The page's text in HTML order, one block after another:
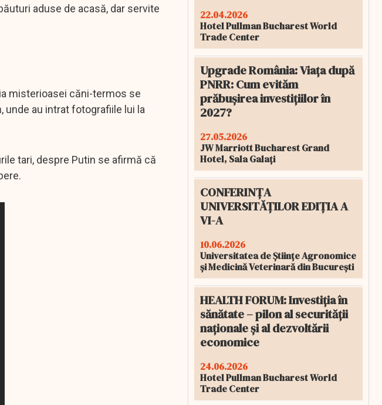
aduse de acasă, dar servite
misterioasei căni-termos se
unde au intrat fotografiile lui la
tari, despre Putin se afirmă că
22.04.2026
Hotel Pullman Bucharest World
Trade Center
Upgrade România: Viața după
PNRR: Cum evităm
prăbușirea investițiilor în
2027?
27.05.2026
JW Marriott Bucharest Grand
Hotel, Sala Galați
CONFERINȚA
UNIVERSITĂȚILOR EDIȚIA A
VI-A
10.06.2026
Universitatea de Științe Agronomice
și Medicină Veterinară din București
HEALTH FORUM: Investiția în
sănătate – pilon al securității
naționale și al dezvoltării
economice
24.06.2026
Hotel Pullman Bucharest World
Trade Center